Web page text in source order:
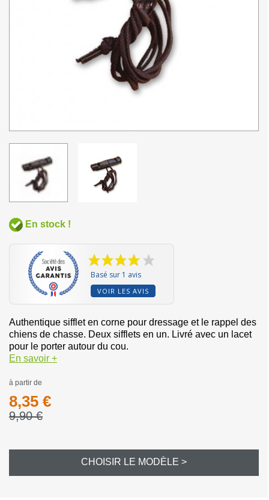
En stock !
Basé sur 1 avis
VOIR LES AVIS
Authentique sifflet en corne pour dressage et le rappel des
chiens de chasse. Deux sifflets en un. Livré avec un lacet
pour le porter autour du cou.
En savoir +
à partir de
8,35 €
9,90 €
CHOISIR LE MODÈLE >